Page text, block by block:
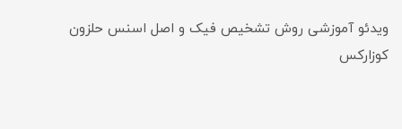
ویدئو آموزشی روش تشخیص فیک و اصل اسنس حلزون
کوزارکس